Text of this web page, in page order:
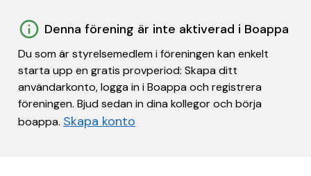
Denna förening är inte aktiverad i Boappa
Du som är styrelsemedlem i föreningen kan enkelt
starta upp en gratis provperiod: Skapa ditt
användarkonto, logga in i Boappa och registrera
föreningen. Bjud sedan in dina kollegor och börja
boappa. Skapa konto